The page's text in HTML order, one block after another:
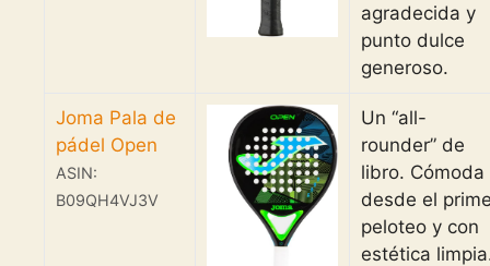
agradecida y
punto dulce
generoso.
Joma Pala de
pádel Open
ASIN:
B09QH4VJ3V
Un “all-
rounder” de
libro. Cómoda
desde el
peloteo y con
estética